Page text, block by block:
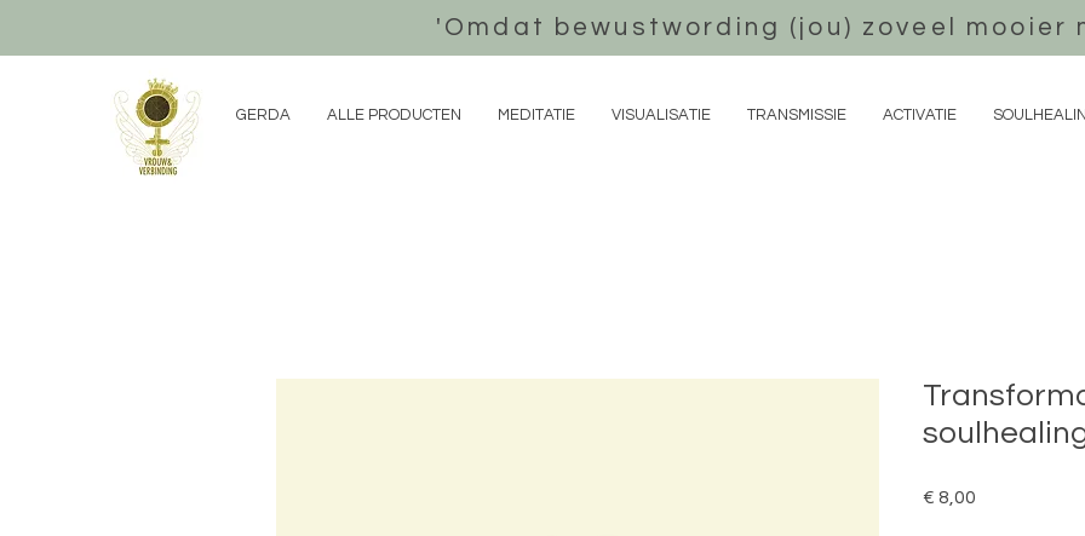
'Omdat bewustwording (jou) zoveel mooier
GERDA ALLE PRODUCTEN MEDITATIE VISUALISATIE TRANSMISSIE ACTIVATIE
€ 8,00